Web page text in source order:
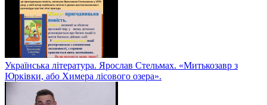
Українська література. Ярослав Стельмах. «Митькозавр з
Юрківки, або Химера лісового озера».